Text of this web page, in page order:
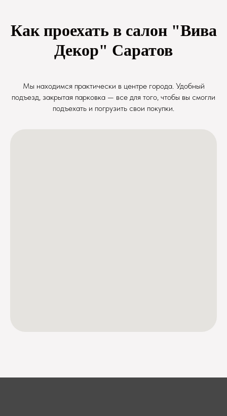
Как проехать в салон "Вива
Декор" Саратов
Мы находимся практически в центре города. Удобный
подъезд, закрытая парковка — все для того, чтобы вы смогли
подъехать и погрузить свои покупки.